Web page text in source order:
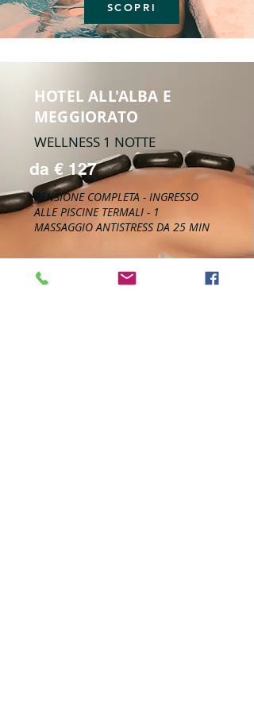
SCOPRI
HOTEL ALL'ALBA E
MEGGIORATO
WELLNESS 1 NOTTE
da € 127
PENSIONE COMPLETA - INGRESSO
ALLE PISCINE TERMALI - 1
MASSAGGIO ANTISTRESS DA 25 MIN